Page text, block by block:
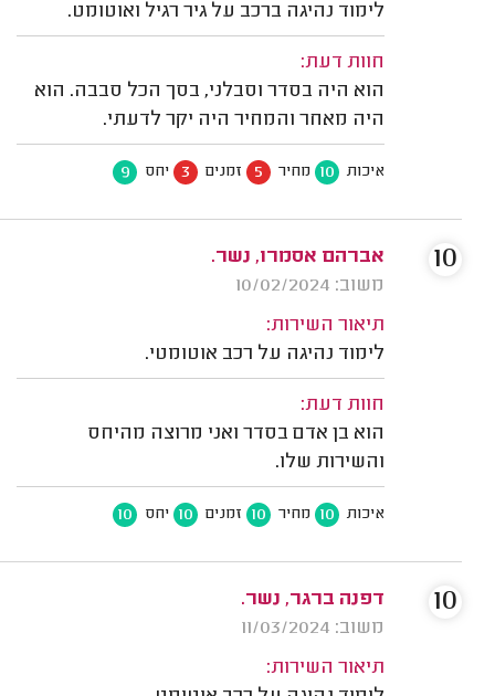
לימוד נהיגה ברכב על גיר רגיל ואוטומט.
חוות דעת:
הוא היה בסדר וסבלני, בסך הכל סבבה. הוא
היה מאחר והמחיר היה יקר לדעתי.
איכות 10 מחיר 5 זמנים 3 יחס 9
אברהם אסמרו, נשר.
משוב: 10/02/2024
תיאור השירות:
לימוד נהיגה על רכב אוטומטי.
חוות דעת:
הוא בן אדם בסדר ואני מרוצה מהיחס
והשירות שלו.
איכות 10 מחיר 10 זמנים 10 יחס 10
10
דפנה ברגר, נשר.
משוב: 11/03/2024
תיאור השירות:
10